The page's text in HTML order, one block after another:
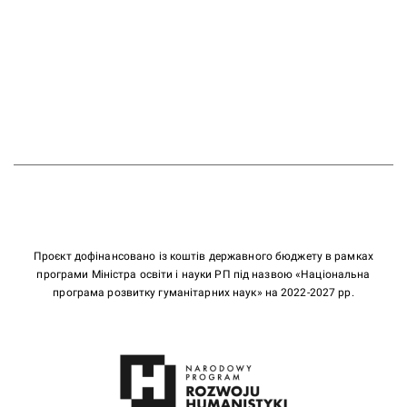
Проєкт дофінансовано із коштів державного бюджету в рамках
програми Міністра освіти і науки РП під назвою «Національна
програма розвитку гуманітарних наук» на 2022-2027 рр.